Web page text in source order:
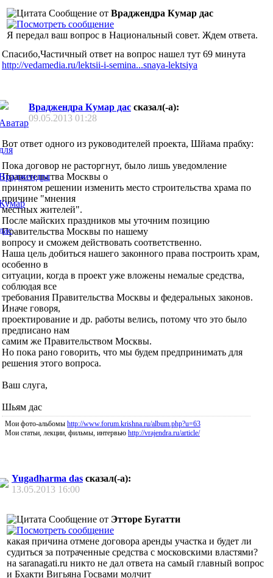
Сообщение от Враджендра Кумар дас
Я передал ваш вопрос в Национальный совет. Ждем ответа.
Спасибо,Частичный ответ на вопрос нашел тут 69 минута
http://vedamedia.ru/lektsii-i-semina...snaya-lektsiya
Враджендра Кумар дас сказал(-а):
09.05.2013 01:28
Вот ответ одного из руководителей проекта, Шйама прабху:
Пока договор не расторгнут, было лишь уведомление
Правительства Москвы о
принятом решении изменить место строительства храма по
причине "мнения
местных жителей".
После майских праздников мы уточним позицию
Правительства Москвы по нашему
вопросу и сможем действовать соответственно.
Наша цель добиться нашего законного права построить храм,
особенно в
ситуации, когда в проект уже вложены немалые средства,
соблюдая все
требования Правительства Москвы и федеральных законов.
Иначе говоря,
проектирование и др. работы велись, потому что это было
предписано нам
самим же Правительством Москвы.
Но пока рано говорить, что мы будем предпринимать для
решения этого вопроса.
Ваш слуга,
Шьям дас
Мои фото-альбомы http://www.forum.krishna.ru/album.php?u=63
Мои статьи, лекции, фильмы, интервью http://vrajendra.ru/article/
Yugadharma das сказал(-а):
13.05.2013 16:00
Сообщение от Этторе Бугатти
какая причина отмене договора аренды участка и будет ли
судиться за потраченные средства с московскими властями?
на saranagati.ru никто не дал ответа на самый главный вопрос
и Бхакти Вигьяна Госвами молчит